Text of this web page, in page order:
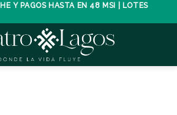
Y PAGOS HASTA EN 48 MSI | LOTES